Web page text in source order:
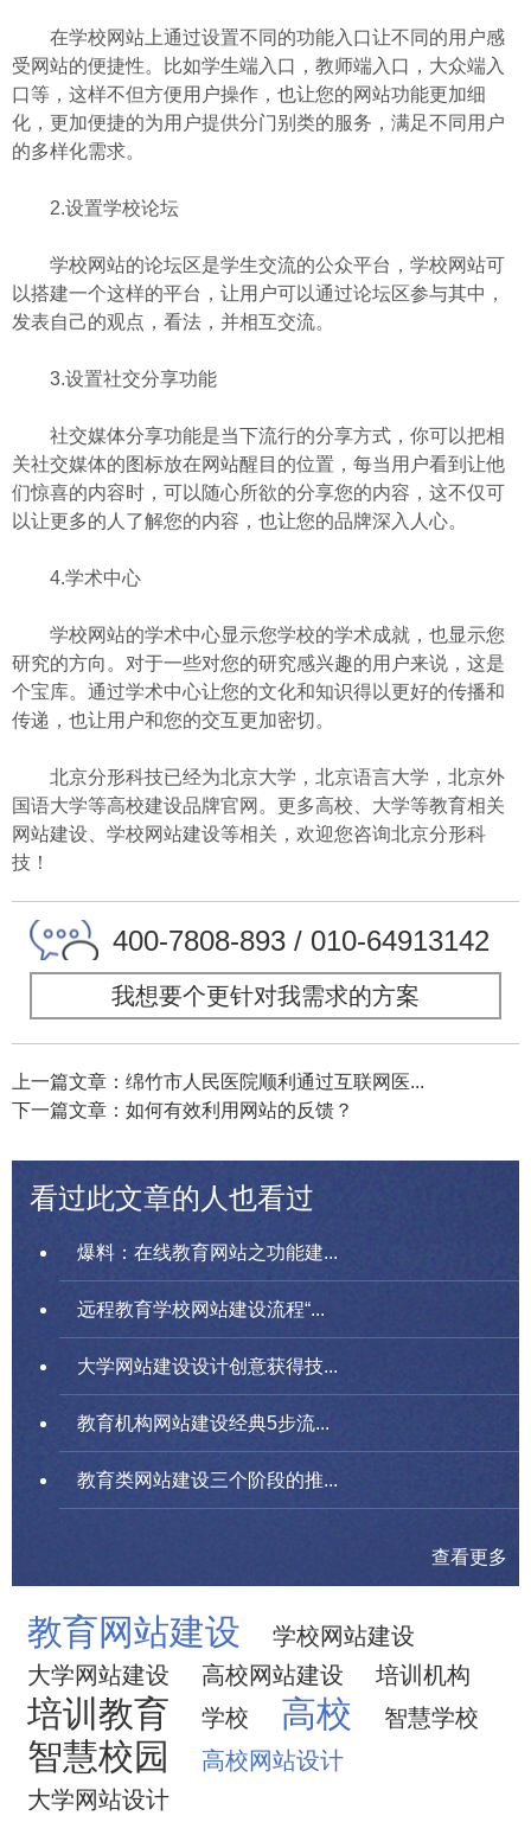
在学校网站上通过设置不同的功能入口让不同的用户感
受网站的便捷性。比如学生端入口，教师端入口，大众端入
口等，这样不但方便用户操作，也让您的网站功能更加细
化，更加便捷的为用户提供分门别类的服务，满足不同用户
的多样化需求。
2.设置学校论坛
学校网站的论坛区是学生交流的公众平台，学校网站可
以搭建一个这样的平台，让用户可以通过论坛区参与其中，
发表自己的观点，看法，并相互交流。
3.设置社交分享功能
社交媒体分享功能是当下流行的分享方式，你可以把相
关社交媒体的图标放在网站醒目的位置，每当用户看到让他
们惊喜的内容时，可以随心所欲的分享您的内容，这不仅可
以让更多的人了解您的内容，也让您的品牌深入人心。
4.学术中心
学校网站的学术中心显示您学校的学术成就，也显示您
研究的方向。对于一些对您的研究感兴趣的用户来说，这是
个宝库。通过学术中心让您的文化和知识得以更好的传播和
传递，也让用户和您的交互更加密切。
北京分形科技已经为北京大学，北京语言大学，北京外
国语大学等高校建设品牌官网。更多高校、大学等教育相关
网站建设、学校网站建设等相关，欢迎您咨询北京分形科
技！
400-7808-893 / 010-64913142
我想要个更针对我需求的方案
上一篇文章：绵竹市人民医院顺利通过互联网医...
下一篇文章：如何有效利用网站的反馈？
看过此文章的人也看过
爆料：在线教育网站之功能建...
远程教育学校网站建设流程“...
大学网站建设设计创意获得技...
教育机构网站建设经典5步流...
教育类网站建设三个阶段的推...
查看更多
教育网站建设
学校网站建设
大学网站建设
高校网站建设 培训机构
培训教育 学校 高校 智慧学校
智慧校园
高校网站设计
大学网站设计